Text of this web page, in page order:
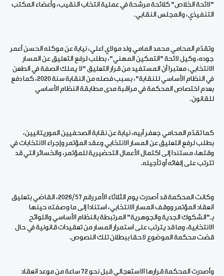
"لائحة الخلاص" كلائحة مرشحة في عملية انتخاب النقيب، وأعضاء المكتب
التنفيذي، والمجلس النقابي.
وتقدّم المحامي محمد المامي ولد مولاي اعلي، نيابة عن موكله الحسن أعمر
جوده، وكيل لائحة "التمكين المهني"، بطلب لرفع التعليق عن المسار
الانتخابي، معتبرا أن المستفيد من قرار التعليق "لا يملك الصفة في الطعن
في النظام الأساسي للنقابة"، بسبب فصله من النقابة سنة 2020، كما دفع
بعدم اختصاص المحكمة في مراقبة مدى مطابقة النظام الأساسي
للقانون.
كما تقدّم المحامي جعفر أبيه، نيابة عن نقابة الصحفيين الموريتانيين،
بطلب لرفع التعليق عن المسار الانتخابي وعقد المؤتمر وإجراء الانتخابات في
وقتها، مستندا إلى اكتمال الأعمال التحضيرية للمؤتمر، والخسائر التي قد
تترتب على إلغائه أو تأجيله.
وكانت المحكمة قد أصدرت يوم الثلاثاء الأمر رقم 2026/57، القاضي بتعليق
انعقاد المؤتمر ووقف المسار الانتخابي، استنادا إلى ما وصفته حينها
بـ"الشكوك الجدية والجوهرية" المرتبطة بالنظام الأساسي واللوائح
الانتخابية، وما قد يترتب على استمرار المسار من تعقيدات قانونية في حال
قضت محكمة الموضوع لاحقا ببطلان تلك النصوص.
وأصدرت المحكمة قرارها الاستعجالي قبل نحو 72 ساعة من موعد انعقاد